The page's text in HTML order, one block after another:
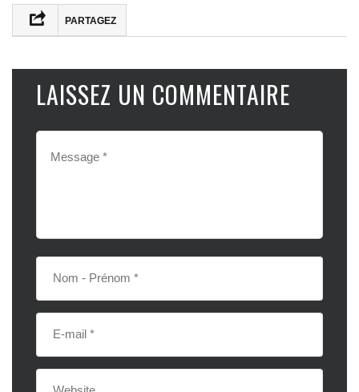
PARTAGEZ
LAISSEZ UN COMMENTAIRE